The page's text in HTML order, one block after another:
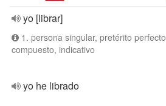
yo [librar]
1. persona singular, pretérito perfecto
compuesto, indicativo
yo he librado